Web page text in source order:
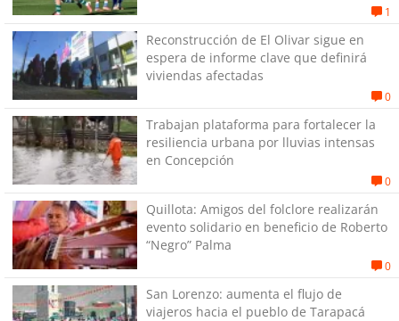
1
Reconstrucción de El Olivar sigue en
espera de informe clave que definirá
viviendas afectadas
0
Trabajan plataforma para fortalecer la
resiliencia urbana por lluvias intensas
en Concepción
0
Quillota: Amigos del folclore realizarán
evento solidario en beneficio de Roberto
“Negro” Palma
0
San Lorenzo: aumenta el flujo de
viajeros hacia el pueblo de Tarapacá